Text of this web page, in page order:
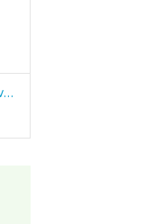
Psychoterapia poznawczo-behawioralna trzeciej fali